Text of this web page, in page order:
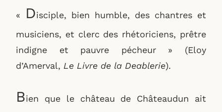
« Disciple, bien humble, des chantres et
musiciens, et clerc des rhétoriciens, prêtre
indigne et pauvre pécheur » (Eloy
d’Amerval, Le Livre de la Deablerie).
Bien que le château de Châteaudun ait